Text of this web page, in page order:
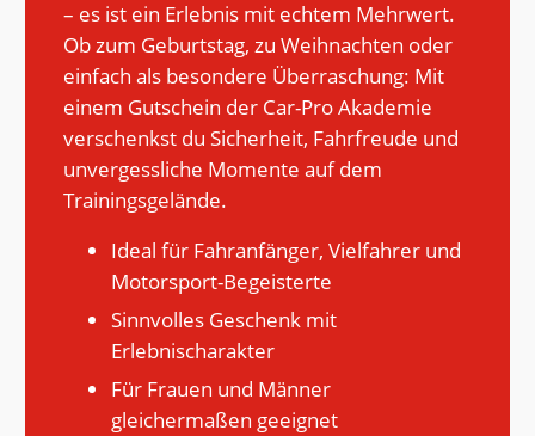
– es ist ein Erlebnis mit echtem Mehrwert.
Ob zum Geburtstag, zu Weihnachten oder
einfach als besondere Überraschung: Mit
einem Gutschein der Car-Pro Akademie
verschenkst du Sicherheit, Fahrfreude und
unvergessliche Momente auf dem
Trainingsgelände.
Ideal für Fahranfänger, Vielfahrer und
Motorsport-Begeisterte
Sinnvolles Geschenk mit
Erlebnischarakter
Für Frauen und Männer
gleichermaßen geeignet